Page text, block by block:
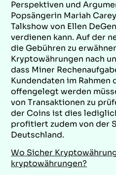
Perspektiven und
Popsängerin Mariah
Talkshow von Ellen
verdienen kann. Auf der
die Gebühren zu
Kryptowährungen nach
dass Miner
Kundendaten im Rahmen
offengelegt werden
von Transaktionen zu
der Coins ist dies
profitiert zudem von der
Deutschland.
Wo Sicher
kryptowährungen?